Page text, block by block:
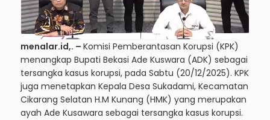
menalar.id,. – Komisi Pemberantasan Korupsi (KPK)
menangkap Bupati Bekasi Ade Kuswara (ADK) sebagai
tersangka kasus korupsi, pada Sabtu (20/12/2025). KPK
juga menetapkan Kepala Desa Sukadami, Kecamatan
Cikarang Selatan H.M Kunang (HMK) yang merupakan
ayah Ade Kusawara sebagai tersangka kasus korupsi.